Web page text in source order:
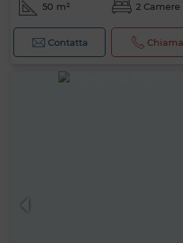
50 m² 2 Camere
Contatta Chiama